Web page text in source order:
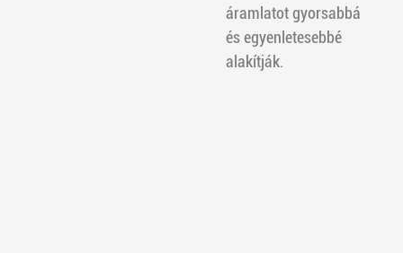
áramlatot gyorsabbá
és egyenletesebbé
alakítják.